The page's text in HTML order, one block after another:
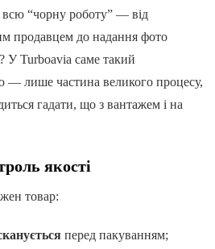
всю “чорну роботу” — від
продавцем до надання фото
У Turboavia саме такий
— лише частина великого процесу,
гадати, що з вантажем і на
якості
товар:
перед пакуванням;